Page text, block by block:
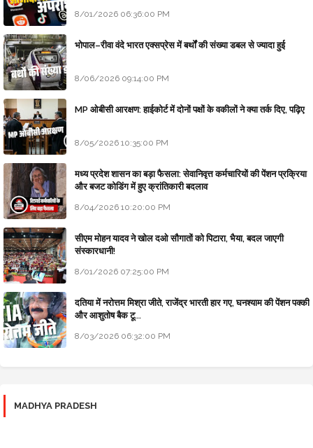
8/01/2026 06:36:00 PM
भोपाल–रीवा वंदे भारत एक्सप्रेस में बर्थों की संख्या डबल से ज्यादा हुई
8/06/2026 09:14:00 PM
MP ओबीसी आरक्षण: हाईकोर्ट में दोनों पक्षों के वकीलों ने क्या तर्क दिए, पढ़िए
8/05/2026 10:35:00 PM
मध्य प्रदेश शासन का बड़ा फैसला: सेवानिवृत्त कर्मचारियों की पेंशन प्रक्रिया
और बजट कोडिंग में हुए क्रांतिकारी बदलाव
8/04/2026 10:20:00 PM
सीएम मोहन यादव ने खोल दओ सौगातों को पिटारा, भैया, बदल जाएगी
संस्कारधानी!
8/01/2026 07:25:00 PM
दतिया में नरोत्तम मिश्रा जीते, राजेंद्र भारती हार गए, घनश्याम की पेंशन पक्की
और आशुतोष बैक टू...
8/03/2026 06:32:00 PM
MADHYA PRADESH